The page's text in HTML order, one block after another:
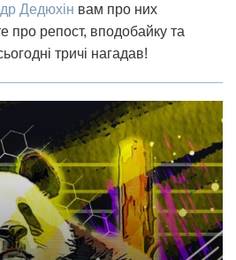
Дедюхін вам про них
про репост, вподобайку та
тричі нагадав!